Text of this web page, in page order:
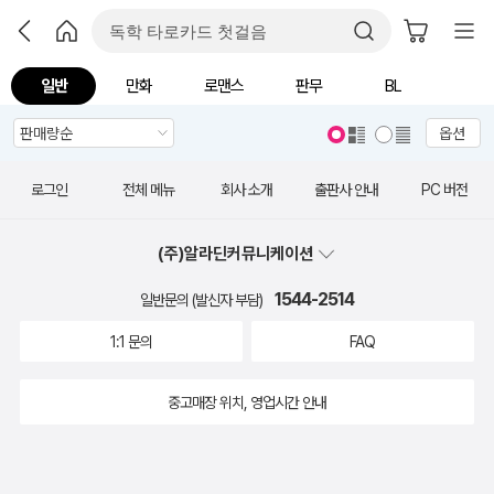
일반 만화 로맨스 판무 BL
옵션
로그인 전체 메뉴 회사 소개 출판사 안내 PC 버전
(주)알라딘커뮤니케이션
일반문의 (발신자 부담) 1544-2514
1:1 문의 FAQ
중고매장 위치, 영업시간 안내